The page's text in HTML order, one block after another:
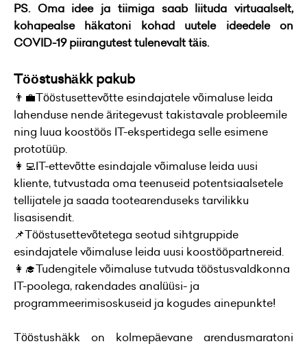
PS. Oma idee ja tiimiga saab liituda virtuaalselt,
kohapealse häkatoni kohad uutele ideedele on
COVID-19 piirangutest tulenevalt täis.
Tööstushäkk pakub
👨‍💼Tööstusettevõtte esindajatele võimaluse leida
lahenduse nende äritegevust takistavale probleemile
ning luua koostöös IT-ekspertidega selle esimene
prototüüp.
👩‍💻IT-ettevõtte esindajale võimaluse leida uusi
kliente, tutvustada oma teenuseid potentsiaalsetele
tellijatele ja saada tootearenduseks tarvilikku
lisasisendit.
📌Tööstusettevõtetega seotud sihtgruppide
esindajatele võimaluse leida uusi koostööpartnereid.
👩‍🎓Tudengitele võimaluse tutvuda tööstusvaldkonna
IT-poolega, rakendades analüüsi- ja
programmeerimisoskuseid ja kogudes ainepunkte!
Tööstushäkk on kolmepäevane arendusmaratoni